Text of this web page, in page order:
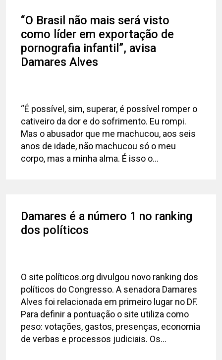
“O Brasil não mais será visto
como líder em exportação de
pornografia infantil”, avisa
Damares Alves
“É possível, sim, superar, é possível romper o
cativeiro da dor e do sofrimento. Eu rompi.
Mas o abusador que me machucou, aos seis
anos de idade, não machucou só o meu
corpo, mas a minha alma. É isso o...
Damares é a número 1 no ranking
dos políticos
O site políticos.org divulgou novo ranking dos
políticos do Congresso. A senadora Damares
Alves foi relacionada em primeiro lugar no DF.
Para definir a pontuação o site utiliza como
peso: votações, gastos, presenças, economia
de verbas e processos judiciais. Os...